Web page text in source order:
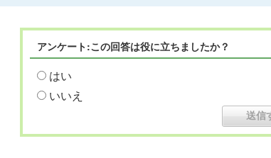
アンケート:この回答は役に立ちましたか？
はい
いいえ